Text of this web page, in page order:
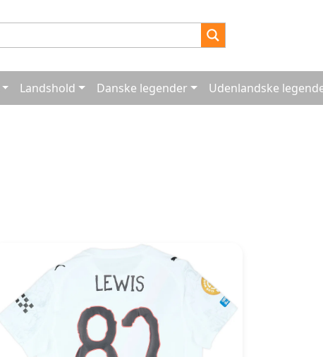
Landshold Danske legender Udenlandske